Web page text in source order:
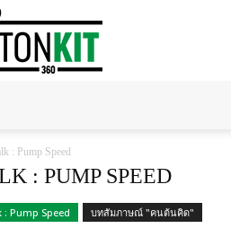
: Pump Speed
: PUMP SPEED
: Pump Speed บทสัมภาษณ์ "คนต้นคิด"